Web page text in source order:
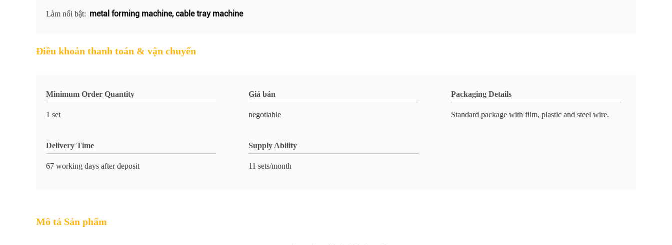
Làm nổi bật: metal forming machine,cable tray machine
Điều khoản thanh toán & vận chuyển
Minimum Order Quantity
1 set
Giá bán
negotiable
Packaging Details
Standard package with film, plastic and steel wire.
Delivery Time
67 working days after deposit
Supply Ability
11 sets/month
Mô tả Sản phẩm